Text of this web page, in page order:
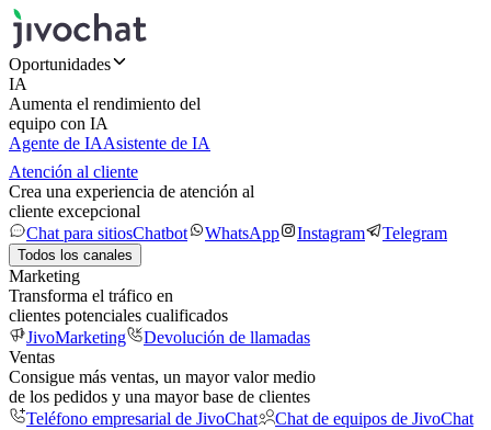
Oportunidades
IA
Aumenta el rendimiento del
equipo con IA
Agente de IAAsistente de IA
Atención al cliente
Crea una experiencia de atención al
cliente excepcional
Chat para sitiosChatbot WhatsApp Instagram Telegram
Todos los canales
Marketing
Transforma el tráfico en
clientes potenciales cualificados
JivoMarketing
Devolución de llamadas
Ventas
Consigue más ventas, un mayor valor medio
de los pedidos y una mayor base de clientes
Teléfono empresarial de JivoChat
Chat de equipos de JivoChat